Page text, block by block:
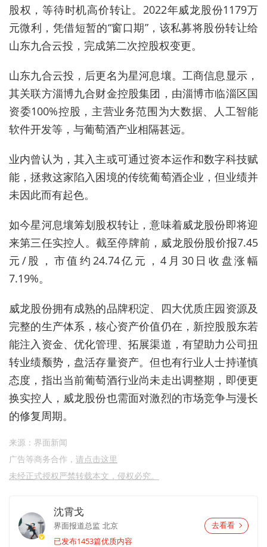
股权，等待时机高价转让。2022年威龙股份1179万
元微利，凭借短暂的“窗口期”， 该私募将股份转让给
山东九合云投，完成第二次控股权变更。
山东九合云投，后更名为星河息壤。工商信息显示，
其关联方淄博九合财金控股集团，由淄博市临淄区国
资委100%控股，主营业务范围为大数据、人工智能
软件开发等，与葡萄酒产业相隔甚远。
业内曾认为，其入主或可通过资本运作和数字科技赋
能，拯救这家陷入困境的传统葡萄酒企业，但业绩并
未因此而有起色。
如今星河息壤筹划股权转让，意味着威龙股份即将迎
来第三任实控人。截至停牌前，威龙股份股价报7.45
元/股，市值约24.74亿元，4月30日收盘涨幅
7.19%。
威龙股份拥有成熟的品牌积淀、四大优质庄园资源及
完整的生产体系，核心资产价值仍在，新控股股东若
能注入资金、优化管理、拓展渠道，有望助力公司扭
转业绩颓势，盘活存量资产。但也有行业人士持谨慎
态度，指出当前葡萄酒行业尚未走出调整期，即便更
换实控人，威龙股份也需面对激烈的市场竞争与漫长
的修复周期。
来源：界面新闻
广告等商务合作， 请点击这里
未经正式授权严禁转载本文，侵权必究。
沈霄戈
界面报道总监 北京
已发布1453篇优质内容
去看看